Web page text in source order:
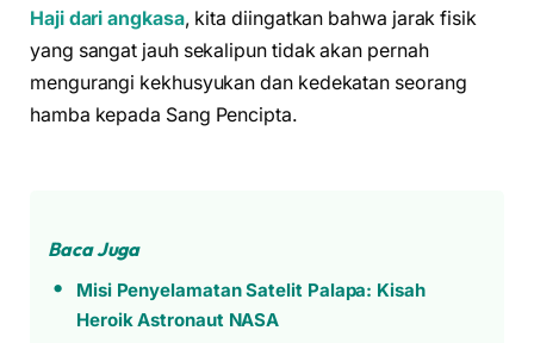
Haji dari angkasa, kita diingatkan bahwa jarak fisik
yang sangat jauh sekalipun tidak akan pernah
mengurangi kekhusyukan dan kedekatan seorang
hamba kepada Sang Pencipta.
Baca Juga
Misi Penyelamatan Satelit Palapa: Kisah
Heroik Astronaut NASA